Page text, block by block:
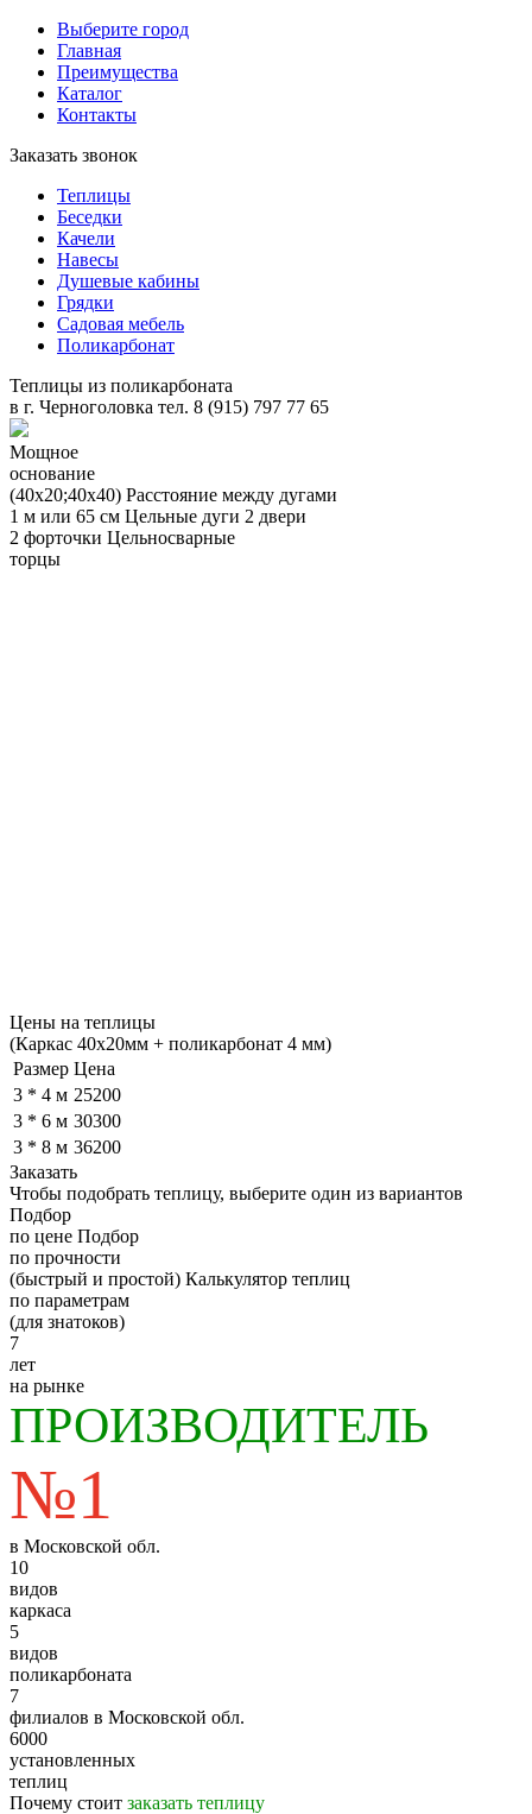
Выберите город
Главная
Преимущества
Каталог
Контакты
Заказать звонок
Теплицы
Беседки
Качели
Навесы
Душевые кабины
Грядки
Садовая мебель
Поликарбонат
Теплицы из поликарбоната
в г. Черноголовка тел. 8 (915) 797 77 65
Мощное
основание
(40х20;40х40) Расстояние между дугами
1 м или 65 см Цельные дуги 2 двери
2 форточки Цельносварные
торцы
Цены на теплицы
(Каркас 40х20мм + поликарбонат 4 мм)
Размер Цена
3 * 4 м 25200
3 * 6 м 30300
3 * 8 м 36200
Заказать
Чтобы подобрать теплицу, выберите один из вариантов
Подбор
по цене Подбор
по прочности
(быстрый и простой) Калькулятор теплиц
по параметрам
(для знатоков)
7
лет
на рынке
ПРОИЗВОДИТЕЛЬ
№1
в Московской обл.
10
видов
каркаса
5
видов
поликарбоната
7
филиалов в Московской обл.
6000
установленных
теплиц
Почему стоит заказать теплицу